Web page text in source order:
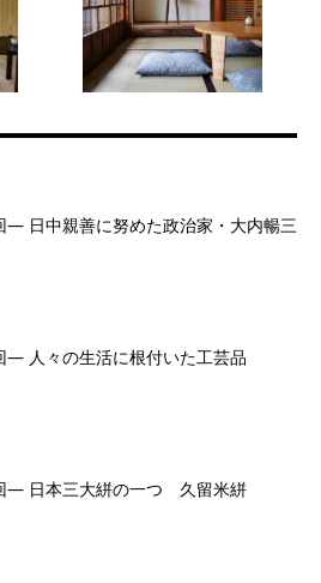
― 日中親善に努めた政治家・大内暢三
― 人々の生活に根付いた工芸品
― 日本三大絣の一つ 久留米絣